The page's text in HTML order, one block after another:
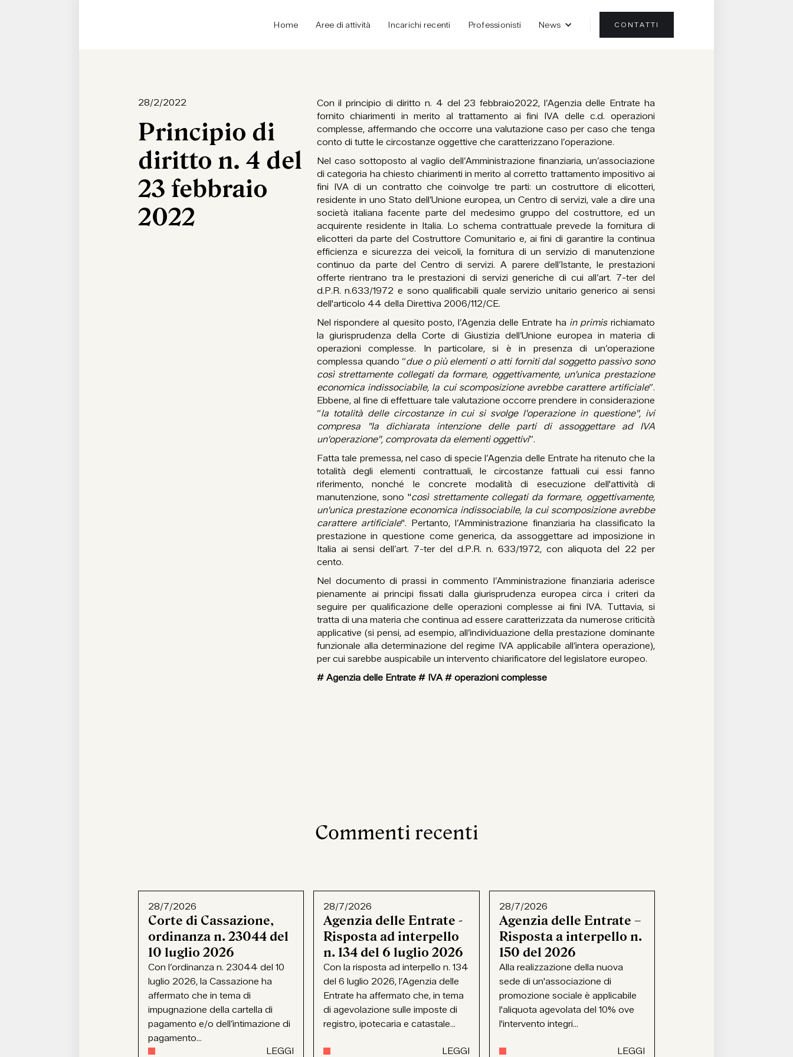
Home Aree di attività Incarichi recenti Professionisti News CONTATTI
28/2/2022
Principio di
diritto n. 4 del
23 febbraio
2022
Con il principio di diritto n. 4 del 23 febbraio2022, l’Agenzia delle Entrate ha
fornito chiarimenti in merito al trattamento ai fini IVA delle c.d. operazioni
complesse, affermando che occorre una valutazione caso per caso che tenga
conto di tutte le circostanze oggettive che caratterizzano l’operazione.
Nel caso sottoposto al vaglio dell’Amministrazione finanziaria, un’associazione
di categoria ha chiesto chiarimenti in merito al corretto trattamento impositivo ai
fini IVA di un contratto che coinvolge tre parti: un costruttore di elicotteri,
residente in uno Stato dell’Unione europea, un Centro di servizi, vale a dire una
società italiana facente parte del medesimo gruppo del costruttore, ed un
acquirente residente in Italia. Lo schema contrattuale prevede la fornitura di
elicotteri da parte del Costruttore Comunitario e, ai fini di garantire la continua
efficienza e sicurezza dei veicoli, la fornitura di un servizio di manutenzione
continuo da parte del Centro di servizi. A parere dell’Istante, le prestazioni
offerte rientrano tra le prestazioni di servizi generiche di cui all’art. 7-ter del
d.P.R. n.633/1972 e sono qualificabili quale servizio unitario generico ai sensi
dell'articolo 44 della Direttiva 2006/112/CE.
Nel rispondere al quesito posto, l’Agenzia delle Entrate ha in primis richiamato
la giurisprudenza della Corte di Giustizia dell’Unione europea in materia di
operazioni complesse. In particolare, si è in presenza di un’operazione
complessa quando “due o più elementi o atti forniti dal soggetto passivo sono
così strettamente collegati da formare, oggettivamente, un'unica prestazione
economica indissociabile, la cui scomposizione avrebbe carattere artificiale”.
Ebbene, al fine di effettuare tale valutazione occorre prendere in considerazione
“la totalità delle circostanze in cui si svolge l'operazione in questione", ivi
compresa "la dichiarata intenzione delle parti di assoggettare ad IVA
un'operazione", comprovata da elementi oggettivi”.
Fatta tale premessa, nel caso di specie l’Agenzia delle Entrate ha ritenuto che la
totalità degli elementi contrattuali, le circostanze fattuali cui essi fanno
riferimento, nonché le concrete modalità di esecuzione dell'attività di
manutenzione, sono "così strettamente collegati da formare, oggettivamente,
un'unica prestazione economica indissociabile, la cui scomposizione avrebbe
carattere artificiale". Pertanto, l’Amministrazione finanziaria ha classificato la
prestazione in questione come generica, da assoggettare ad imposizione in
Italia ai sensi dell’art. 7-ter del d.P.R. n. 633/1972, con aliquota del 22 per
cento.
Nel documento di prassi in commento l’Amministrazione finanziaria aderisce
pienamente ai principi fissati dalla giurisprudenza europea circa i criteri da
seguire per qualificazione delle operazioni complesse ai fini IVA. Tuttavia, si
tratta di una materia che continua ad essere caratterizzata da numerose criticità
applicative (si pensi, ad esempio, all’individuazione della prestazione dominante
funzionale alla determinazione del regime IVA applicabile all’intera operazione),
per cui sarebbe auspicabile un intervento chiarificatore del legislatore europeo.
# Agenzia delle Entrate # IVA # operazioni complesse
Commenti recenti
28/7/2026
Corte di Cassazione,
ordinanza n. 23044 del
10 luglio 2026
Con l’ordinanza n. 23044 del 10
luglio 2026, la Cassazione ha
affermato che in tema di
impugnazione della cartella di
pagamento e/o dell’intimazione di
pagamento...
LEGGI
28/7/2026
Agenzia delle Entrate -
Risposta ad interpello
n. 134 del 6 luglio 2026
Con la risposta ad interpello n. 134
del 6 luglio 2026, l’Agenzia delle
Entrate ha affermato che, in tema
di agevolazione sulle imposte di
registro, ipotecaria e catastale...
LEGGI
28/7/2026
Agenzia delle Entrate –
Risposta a interpello n.
150 del 2026
Alla realizzazione della nuova
sede di un'associazione di
promozione sociale è applicabile
l'aliquota agevolata del 10% ove
l'intervento integri...
LEGGI